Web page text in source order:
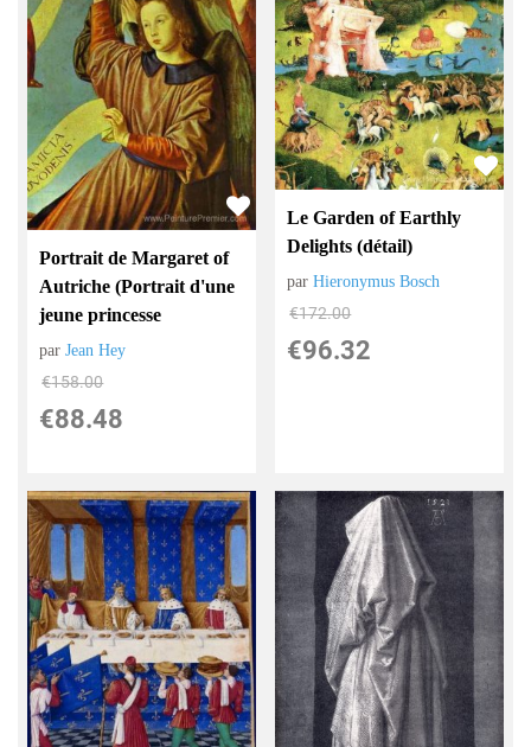
Portrait de Margaret of
Autriche (Portrait d'une
jeune princesse
parJean Hey
€158.00
€88.48
Le Garden of Earthly
Delights (détail)
parHieronymus Bosch
€172.00
€96.32